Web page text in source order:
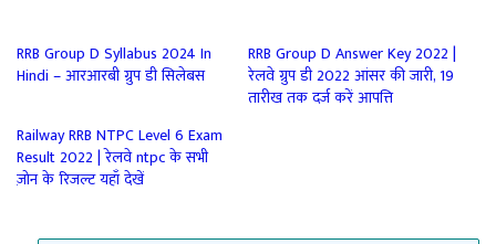
RRB Group D Syllabus 2024 In
Hindi – आरआरबी ग्रुप डी सिलेबस
RRB Group D Answer Key 2022 |
रेलवे ग्रुप डी 2022 आंसर की जारी, 19
तारीख तक दर्ज करें आपत्ति
Railway RRB NTPC Level 6 Exam
Result 2022 | रेलवे ntpc के सभी
ज़ोन के रिजल्ट यहाँ देखें